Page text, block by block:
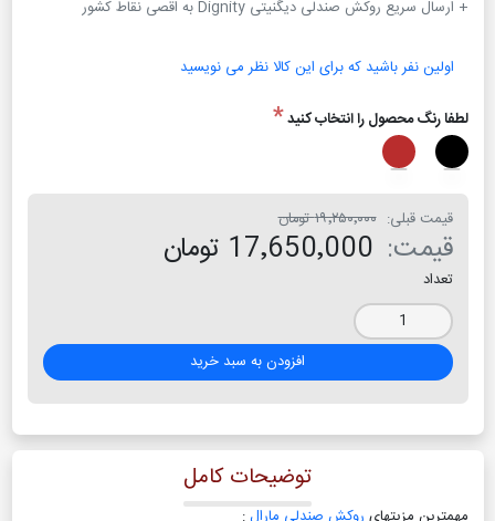
+ ارسال سریع روکش صندلی دیگنیتی Dignity به اقصی نقاط کشور
اولین نفر باشید که برای این کالا نظر می نویسید
لطفا رنگ محصول را انتخاب کنید*
قیمت قبلی: ۱۹٬۲۵۰٬۰۰۰ تومان
قیمت: 17٬650٬000 تومان
تعداد
افزودن به سبد خرید
توضیحات کامل